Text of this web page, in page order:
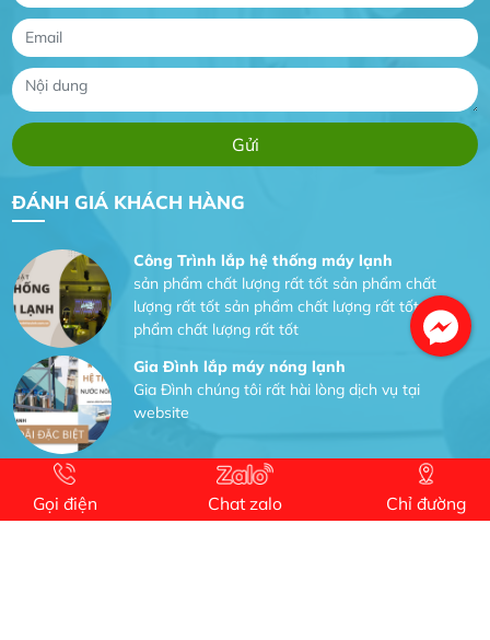
ĐÁNH GIÁ KHÁCH HÀNG
Dự án nhà phố đẹp lên nhờ đội thợ điện từ dịch
Dịch vụ MoTor
Công Trình lắp hệ thống máy lạnh
sản phẩm chất lượng rất tốt sản phẩm chất
lượng rất tốt sản phẩm chất lượng rất tốt sản
phẩm chất lượng rất tốt
Gia Đình lắp máy nóng lạnh
Gia Đình chúng tôi rất hài lòng dịch vụ tại
website
Dự án nhà phố đẹp lên nhờ đội thợ điện từ dịch
vụ
Gọi điện Chat zalo Chỉ đường